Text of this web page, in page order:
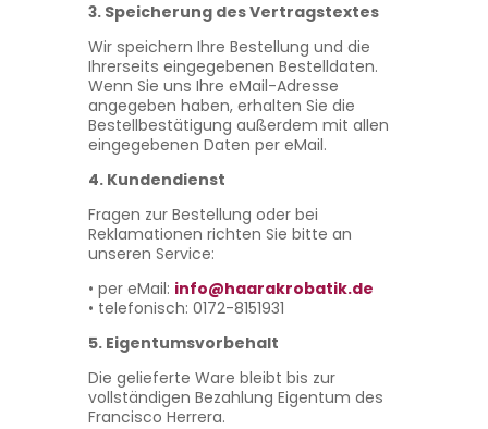
3. Speicherung des Vertragstextes
Wir speichern Ihre Bestellung und die
Ihrerseits eingegebenen Bestelldaten.
Wenn Sie uns Ihre eMail-Adresse
angegeben haben, erhalten Sie die
Bestellbestätigung außerdem mit allen
eingegebenen Daten per eMail.
4. Kundendienst
Fragen zur Bestellung oder bei
Reklamationen richten Sie bitte an
unseren Service:
• per eMail: info@haarakrobatik.de
• telefonisch: 0172-8151931
5. Eigentumsvorbehalt
Die gelieferte Ware bleibt bis zur
vollständigen Bezahlung Eigentum des
Francisco Herrera.